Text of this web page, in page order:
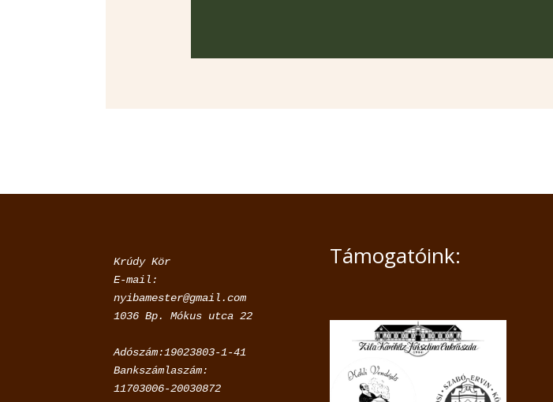
Krúdy Kör
E-mail:
nyibamester@gmail.com
Adószám:19023803-1-41
Bankszámlaszám:
11703006-20030872
Támogatóink: